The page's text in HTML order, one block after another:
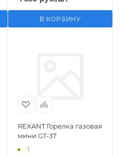
В КОРЗИНУ
REXANT Горелка газовая
мини GT-37
: 1